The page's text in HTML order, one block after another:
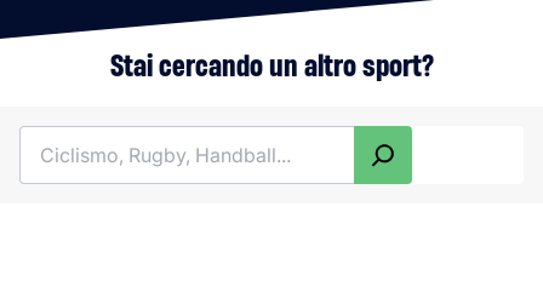
Stai cercando un altro sport?